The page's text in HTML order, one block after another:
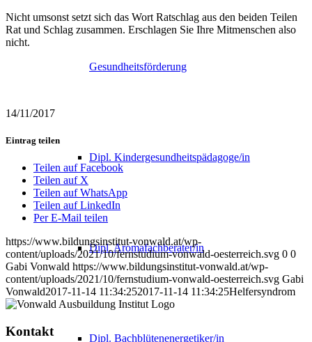
Gesundheitsförderung
Dipl. Kindergesundheitspädagoge/in
Dipl. Aromafachberater/in
Dipl. Bachblütenenergetiker/in
Nicht umsonst setzt sich das Wort Ratschlag aus den beiden Teilen
Rat und Schlag zusammen. Erschlagen Sie Ihre Mitmenschen also
nicht.
14/11/2017
Eintrag teilen
Teilen auf Facebook
Teilen auf X
Teilen auf WhatsApp
Teilen auf LinkedIn
Per E-Mail teilen
https://www.bildungsinstitut-vonwald.at/wp-
content/uploads/2021/10/fernstudium-vonwald-oesterreich.svg 0 0
Gabi Vonwald https://www.bildungsinstitut-vonwald.at/wp-
content/uploads/2021/10/fernstudium-vonwald-oesterreich.svg Gabi
Vonwald2017-11-14 11:34:252017-11-14 11:34:25Helfersyndrom
Kontakt